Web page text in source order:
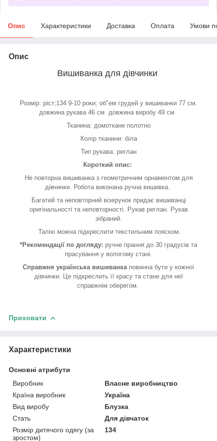
Опис Характеристики Доставка Оплата Умови
Опис
Вишиванка для дівчинки
Розмір: ріст;134 9-10 роки; об"ем грудей у вишиванки 77 см.
довжина рукава 46 см довжина виробу 49 см
Тканина: домоткане полотно
Колір тканини: біла
Тип рукава: реглан
Короткий опис:
Не повторна вишиванка з геометричним орнаментом для
дівчинки. Робота виконана ручна вишивка.
Багатий та неповторний візерунок придає вишиванці
оригінальності та неповторності. Рукав реглан. Рукав
зібраний.
Талію можна підкреслити текстильним пояском.
*Рекомендації по догляду: ручне прання до 30 градусів та
прасування у вологому стані.
Справжня українська вишиванка повинна бути у кожної
дівчинки. Це підкреслить її красу та стане для неї
справжнім оберегом.
Приховати
Характеристики
Основні атрибути
Виробник
Власне виробництво
Країна виробник
Україна
Вид виробу
Блузка
Стать
Для дівчаток
Розмір дитячого одягу (за
зростом)
134